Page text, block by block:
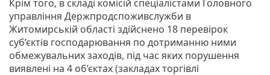
Крім того, в складі комісій спеціалістами Головного
управління Держпродспоживслужби в
Житомирській області здійснено 18 перевірок
суб’єктів господарювання по дотриманню ними
обмежувальних заходів, під час яких порушення
виявлені на 4 об’єктах (закладах торгівлі